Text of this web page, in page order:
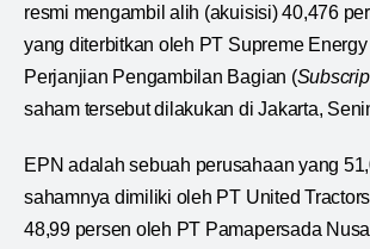
resmi mengambil alih (akuisisi) 40,476
yang diterbitkan oleh PT Supreme
Perjanjian Pengambilan Bagian (
saham tersebut dilakukan di Jakarta,
EPN adalah sebuah perusahaan yang
sahamnya dimiliki oleh PT United
48,99 persen oleh PT Pamapersada